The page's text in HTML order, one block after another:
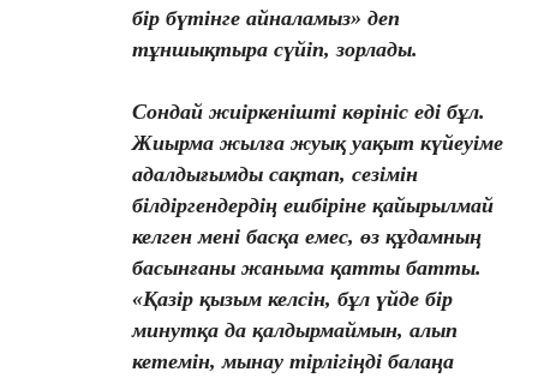
бір бүтінге айналамыз» деп
тұншықтыра сүйіп, зорлады.
Сондай жиіркенішті көрініс еді бұл.
Жиырма жылға жуық уақыт күйеуіме
адалдығымды сақтап, сезімін
білдіргендердің ешбіріне қайырылмай
келген мені басқа емес, өз құдамның
басынғаны жаныма қатты батты.
«Қазір қызым келсін, бұл үйде бір
минутқа да қалдырмаймын, алып
кетемін, мынау тірлігіңді балаңа